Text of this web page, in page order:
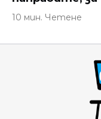
10 мин. Четене